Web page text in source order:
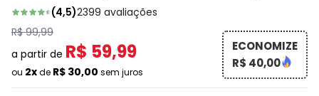
(4,5)2399 avaliações
R$ 99,99
a partir de R$ 59,99
ou 2xde R$ 30,00 sem juros
ECONOMIZE
R$ 40,00